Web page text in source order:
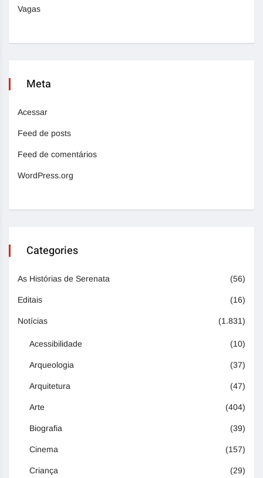
Vagas
Meta
Acessar
Feed de posts
Feed de comentários
WordPress.org
Categories
As Histórias de Serenata (56)
Editais (16)
Notícias (1.831)
Acessibilidade (10)
Arqueologia (37)
Arquitetura (47)
Arte (404)
Biografia (39)
Cinema (157)
Criança (29)